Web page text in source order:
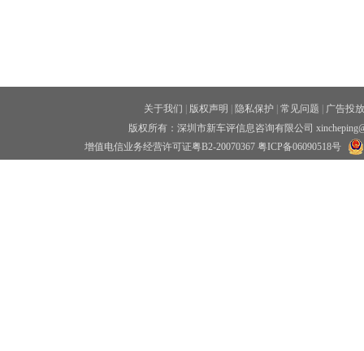
关于我们 版权声明 隐私保护 常见问题
广告投放
版权所有：深圳市新车评信息咨询有限公司
增值电信业务经营许可证粤B2-20070367 粤ICP备06090518号